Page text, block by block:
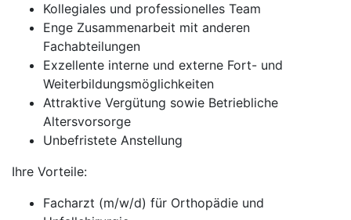
Kollegiales und professionelles Team
Enge Zusammenarbeit mit anderen
Fachabteilungen
Exzellente interne und externe Fort- und
Weiterbildungsmöglichkeiten
Attraktive Vergütung sowie Betriebliche
Altersvorsorge
Unbefristete Anstellung
Ihre Vorteile:
Facharzt (m/w/d) für Orthopädie und